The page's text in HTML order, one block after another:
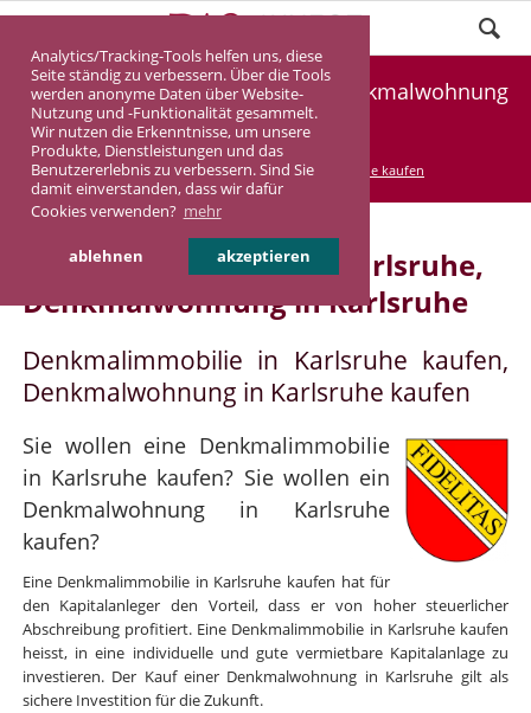
Analytics/Tracking-Tools helfen uns, diese
Seite ständig zu verbessern. Über die Tools
werden anonyme Daten über Website-
Nutzung und -Funktionalität gesammelt.
Wir nutzen die Erkenntnisse, um unsere
Produkte, Dienstleistungen und das
Benutzererlebnis zu verbessern. Sind Sie
damit einverstanden, dass wir dafür
Cookies verwenden? mehr
ablehnen akzeptieren
Denkmalimmobilie Karlsruhe, Denkmalwohnung
Karlsruhe
DASINVEST Service Denkmalimmobilie kaufen
Denkmalimmobilie in Karlsruhe,
Denkmalwohnung in Karlsruhe
Denkmalimmobilie in Karlsruhe kaufen,
Denkmalwohnung in Karlsruhe kaufen
Sie wollen eine Denkmalimmobilie
in Karlsruhe kaufen? Sie wollen ein
Denkmalwohnung in Karlsruhe
kaufen?
Eine Denkmalimmobilie in Karlsruhe kaufen hat für
den Kapitalanleger den Vorteil, dass er von hoher steuerlicher
Abschreibung profitiert. Eine Denkmalimmobilie in Karlsruhe kaufen
heisst, in eine individuelle und gute vermietbare Kapitalanlage zu
investieren. Der Kauf einer Denkmalwohnung in Karlsruhe gilt als
sichere Investition für die Zukunft.